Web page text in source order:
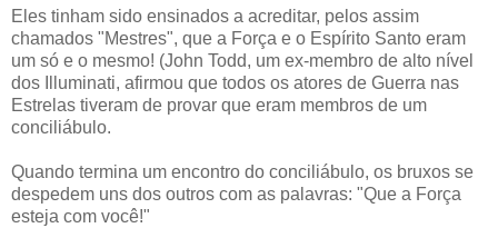
Eles tinham sido ensinados a acreditar, pelos assim
chamados "Mestres", que a Força e o Espírito Santo eram
um só e o mesmo! (John Todd, um ex-membro de alto nível
dos Illuminati, afirmou que todos os atores de Guerra nas
Estrelas tiveram de provar que eram membros de um
conciliábulo.
Quando termina um encontro do conciliábulo, os bruxos se
despedem uns dos outros com as palavras: "Que a Força
esteja com você!"